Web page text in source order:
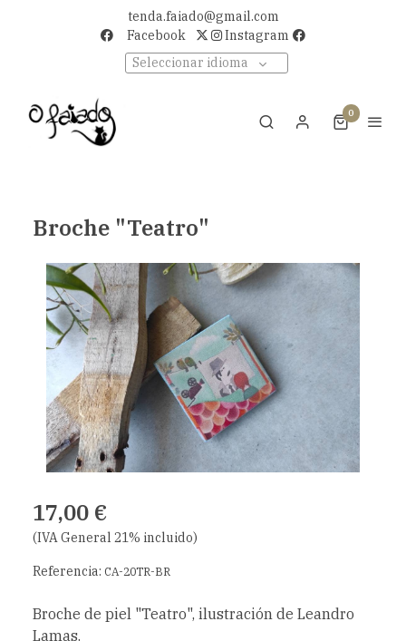
tenda.faiado@gmail.com
Facebook
Instagram
Seleccionar idioma
0
Broche "Teatro"
17,00 €
(IVA General 21% incluido)
Referencia: CA-20TR-BR
Broche de piel "Teatro", ilustración de Leandro
Lamas.